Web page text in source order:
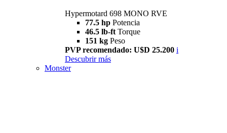
Hypermotard 698 MONO RVE
77.5 hp Potencia
46.5 lb-ft Torque
151 kg Peso
PVP recomendado: U$D 25.200 i
Descubrir más
Monster